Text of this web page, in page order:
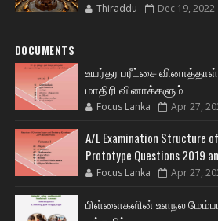
Thiraddu Dec 19, 2022
DOCUMENTS
உயர்தர பரீட்சை
மாதிரி வினாக்களும்
Focus Lanka Apr 27,
A/L Examination Structure
Prototype Questions 2019
Focus Lanka Apr 27,
பிள்ளைகளின் உளநல